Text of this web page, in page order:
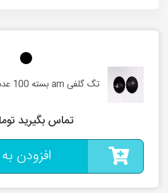
تگ گلفی am بسته 100 عددی
تماس بگیرید
افزودن